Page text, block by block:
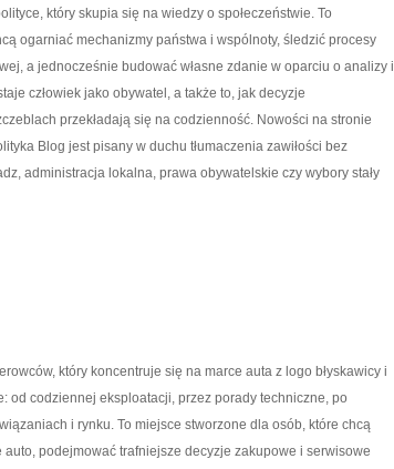
który skupia się na wiedzy o społeczeństwie. To
ogarniać mechanizmy państwa i wspólnoty, śledzić procesy
a jednocześnie budować własne zdanie w oparciu o analizy i
człowiek jako obywatel, a także to, jak decyzje
przekładają się na codzienność. Nowości na stronie
Blog jest pisany w duchu tłumaczenia zawiłości bez
administracja lokalna, prawa obywatelskie czy wybory stały
który koncentruje się na marce auta z logo błyskawicy i
od codziennej eksploatacji, przez porady techniczne, po
i rynku. To miejsce stworzone dla osób, które chcą
podejmować trafniejsze decyzje zakupowe i serwisowe